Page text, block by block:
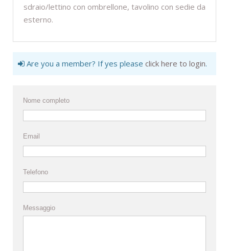
sdraio/lettino con ombrellone, tavolino con sedie da
esterno.
Are you a member? If yes please click here to login.
Nome completo
Email
Telefono
Messaggio